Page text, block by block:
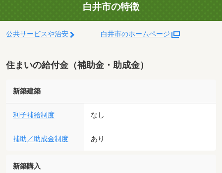
白井市の特徴
公共サービスや治安 白井市のホームページ
住まいの給付金（補助金・助成金）
新築建築
利子補給制度 なし
補助／助成金制度 あり
新築購入